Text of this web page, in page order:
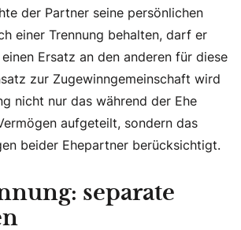
der Partner seine persönlichen
einer Trennung behalten, darf er
Ersatz an den anderen für diese
zur Zugewinngemeinschaft wird
nicht nur das während der Ehe
aufgeteilt, sondern das
beider Ehepartner berücksichtigt.
separate